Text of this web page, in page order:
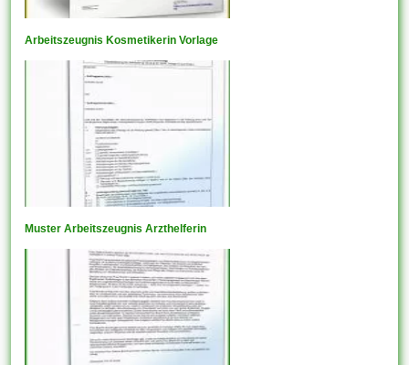
Arbeitszeugnis Kosmetikerin Vorlage
Muster Arbeitszeugnis Arzthelferin